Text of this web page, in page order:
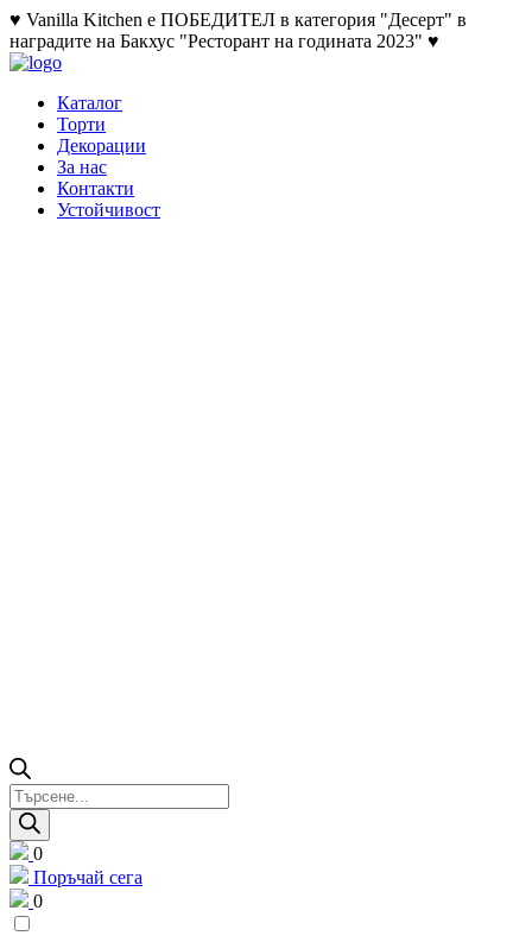
♥ Vanilla Kitchen е ПОБЕДИТЕЛ в категория "Десерт" в
наградите на Бакхус "Ресторант на годината 2023" ♥
Каталог
Торти
Декорации
За нас
Контакти
Устойчивост
Products
search
0
Поръчай сега
0